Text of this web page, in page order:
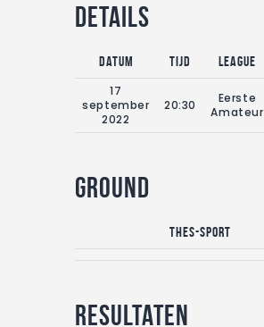
Details
Datum Tijd League
17
september
2022
20:30
Eerste
Amateur
Ground
Thes-Sport
Resultaten